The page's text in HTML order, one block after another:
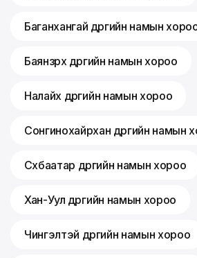
Баганхангай дүүргийн намын
Баянзүрх дүүргийн намын хороо
Налайх дүүргийн намын хороо
Сонгинохайрхан дүүргийн намын
Сүхбаатар дүүргийн намын хороо
Хан-Уул дүүргийн намын хороо
Чингэлтэй дүүргийн намын хороо